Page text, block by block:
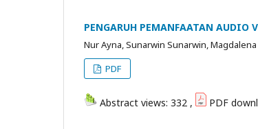
PENGARUH PEMANFAATAN
Nur Ayna, Sunarwin Sunarwin,
PDF
Abstract views: 332 , PDF